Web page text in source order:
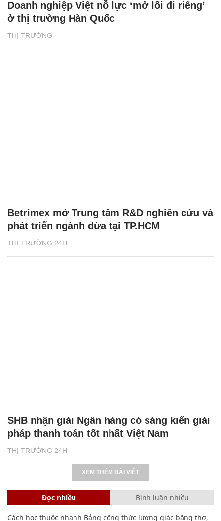
THỊ TRƯỜNG
Doanh nghiệp Việt nỗ lực ‘mở lối đi riêng’
ở thị trường Hàn Quốc
THỊ TRƯỜNG 24H
Betrimex mở Trung tâm R&D nghiên cứu và
phát triển ngành dừa tại TP.HCM
THỊ TRƯỜNG 24H
SHB nhận giải Ngân hàng có sáng kiến giải
pháp thanh toán tốt nhất Việt Nam
XEM THÊM BÀI VIẾT
Đọc nhiều Bình luận nhiều
Cách học thuộc nhanh Bảng công thức lượng giác bằng thơ,